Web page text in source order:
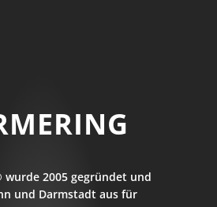
wurde 2005 gegründet und
und Darmstadt aus für